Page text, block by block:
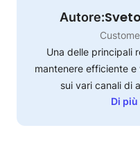
Autore:
Una delle principali
mantenere efficiente
sui vari canali di
Di